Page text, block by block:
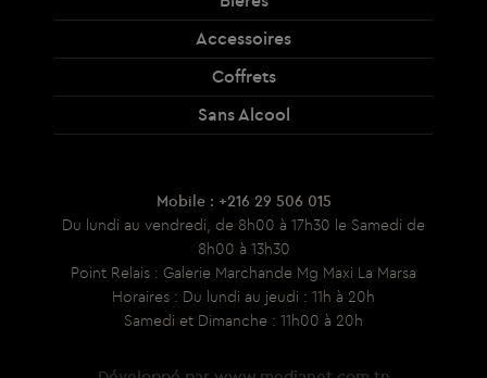
Accessoires
Coffrets
Sans Alcool
Mobile : +216 29 506 015
Du lundi au vendredi, de 8h00 à 17h30 le Samedi de
8h00 à 13h30
Point Relais : Galerie Marchande Mg Maxi La Marsa
Horaires : Du lundi au jeudi : 11h à 20h
Samedi et Dimanche : 11h00 à 20h